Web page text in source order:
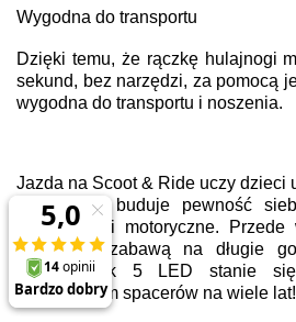
Wygodna do transportu
Dzięki temu, że rączkę hulajnogi
sekund, bez narzędzi, za pomocą
wygodna do transportu i noszenia.
Jazda na Scoot & Ride uczy dzieci
zręczności, buduje pewność
umiejętności motoryczne.
wspaniałą zabawą na długie
Highwaykick 5 LED stanie
towarzyszem spacerów na wiele lat!